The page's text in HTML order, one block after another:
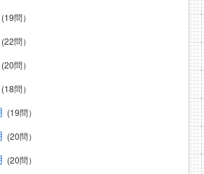
(19問）
(22問）
(20問）
(18問）
(19問）
(20問）
(20問）